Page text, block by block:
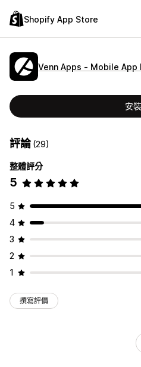
Shopify App Store
Venn Apps ‑ Mobile App
安裝
評論(29)
整體評分
5
5
4
3
2
1
撰寫評價